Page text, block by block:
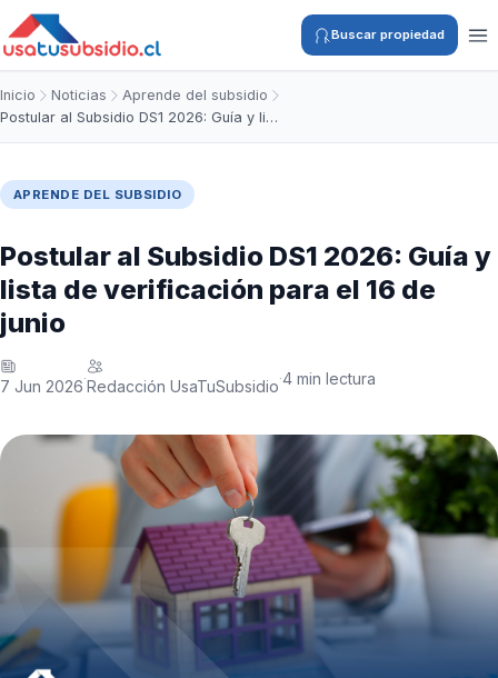
Buscar propiedad
Inicio Noticias
Aprende del subsidio
Postular al Subsidio DS1 2026: Guía y li…
APRENDE DEL SUBSIDIO
Postular al Subsidio DS1 2026: Guía y
lista de verificación para el 16 de
junio
7 Jun 2026·Redacción UsaTuSubsidio·4 min lectura